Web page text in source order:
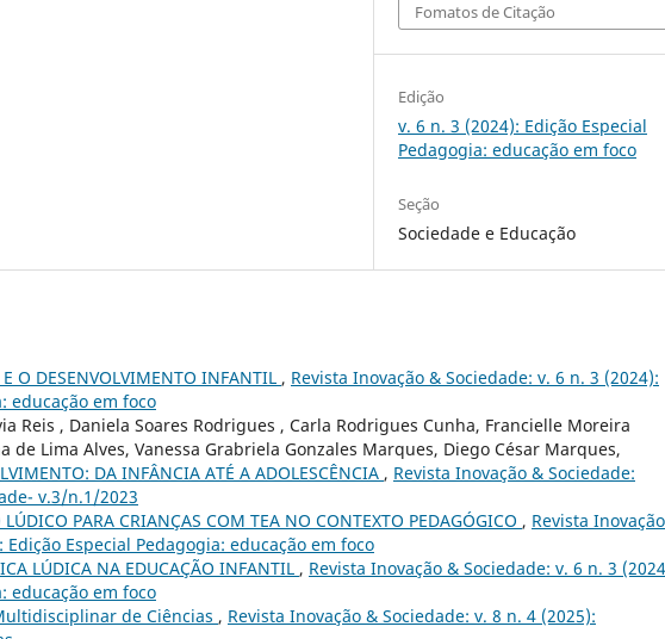
Fomatos de Citação
Edição
v. 6 n. 3 (2024): Edição Especial
Pedagogia: educação em foco
Seção
Sociedade e Educação
O DESENVOLVIMENTO INFANTIL , Revista Inovação & Sociedade: v. 6 n. 3 (2024):
educação em foco
Reis , Daniela Soares Rodrigues , Carla Rodrigues Cunha, Francielle Moreira
de Lima Alves, Vanessa Grabriela Gonzales Marques, Diego César Marques,
DA INFÂNCIA ATÉ A ADOLESCÊNCIA , Revista Inovação & Sociedade:
v.3/n.1/2023
PARA CRIANÇAS COM TEA NO CONTEXTO PEDAGÓGICO , Revista
Edição Especial Pedagogia: educação em foco
LÚDICA NA EDUCAÇÃO INFANTIL , Revista Inovação & Sociedade: v. 6 n. 3
educação em foco
de Ciências , Revista Inovação & Sociedade: v. 8 n. 4 (2025):